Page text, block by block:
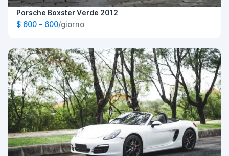
Porsche Boxster Verde 2012
$ 600 - 600/giorno